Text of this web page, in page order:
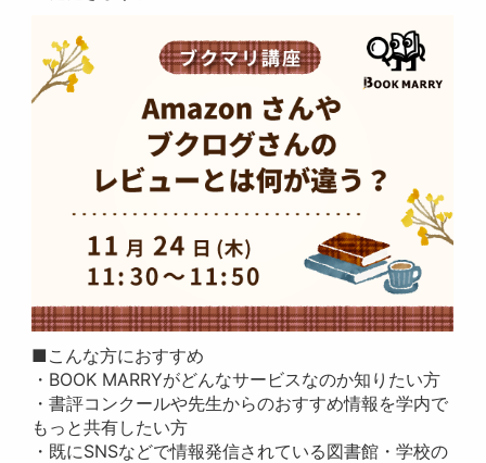
■こんな方におすすめ
・BOOK MARRYがどんなサービスなのか知りたい方
・書評コンクールや先生からのおすすめ情報を学内で
もっと共有したい方
・既にSNSなどで情報発信されている図書館・学校の